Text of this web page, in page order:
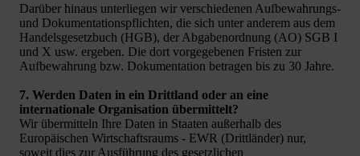
Darüber hinaus unterliegen wir verschiedenen Aufbewahrungs-
und Dokumentationspflichten, die sich unter anderem aus dem
Handelsgesetzbuch (HGB), der Abgabenordnung (AO) SGB I
und X usw. ergeben. Die dort vorgegebenen Fristen zur
Aufbewahrung bzw. Dokumentation betragen bis zu 30 Jahre.
7. Werden Daten in ein Drittland oder an eine
internationale Organisation übermittelt?
Wir übermitteln Ihre Daten in Staaten außerhalb des
Europäischen Wirtschaftsraums - EWR (Drittländer) nur,
soweit dies zur Ausführung des gesetzlichen